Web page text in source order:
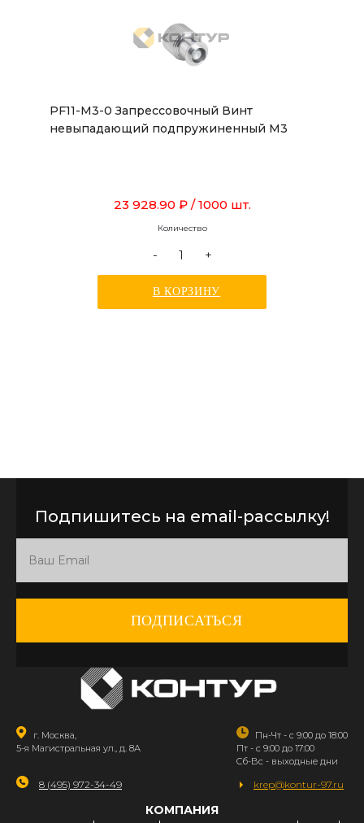
PF11-M3-0 Запрессовочный Винт
невыпадающий подпружиненный М3
23 928.90 ₽ / 1000 шт.
Количество
- +
В КОРЗИНУ
Подпишитесь на email-рассылку!
ПОДПИСАТЬСЯ
г. Москва,
5-я Магистральная ул., д. 8А
Пн-Чт - с 9:00 до 18:00
Пт - с 9:00 до 17:00
Сб-Вс - выходные дни
8 (495) 972-34-49 krep@kontur-97.ru
КОМПАНИЯ